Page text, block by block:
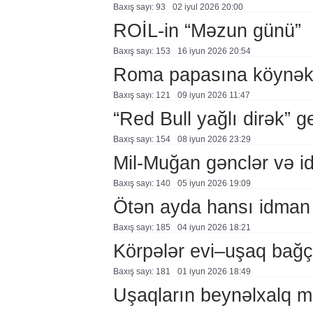
Baxış sayı: 93 02 i̇yul 2026 20:00
ROİL-in “Məzun günü”
Baxış sayı: 153 16 i̇yun 2026 20:54
Roma papasına
Baxış sayı: 121 09 i̇yun 2026 11:47
“Red Bull yağlı dirək”
Baxış sayı: 154 08 i̇yun 2026 23:29
Mil-Muğan gənclər və
Baxış sayı: 140 05 i̇yun 2026 19:09
Ötən ayda hansı
Baxış sayı: 185 04 i̇yun 2026 18:21
Körpələr evi–uşaq
Baxış sayı: 181 01 i̇yun 2026 18:49
Uşaqların beynəlxalq